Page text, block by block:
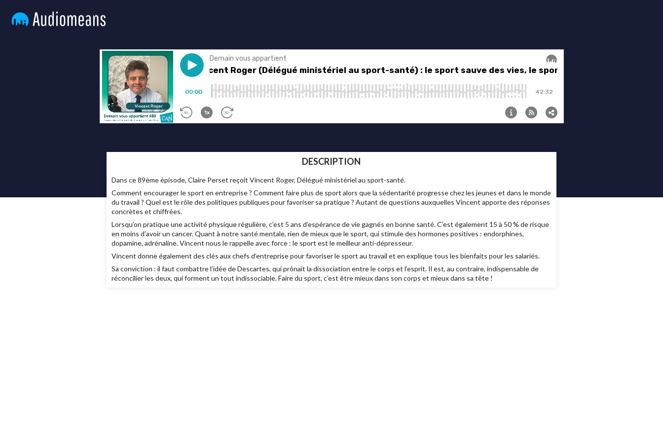
DESCRIPTION
Dans ce 89ème épisode, Claire Perset reçoit Vincent Roger, Délégué ministériel au sport-santé.
Comment encourager le sport en entreprise ? Comment faire plus de sport alors que la sédentarité progresse chez les jeunes et dans le monde
du travail ? Quel est le rôle des politiques publiques pour favoriser sa pratique ? Autant de questions auxquelles Vincent apporte des réponses
concrètes et chiffrées.
Lorsqu’on pratique une activité physique régulière, c’est 5 ans d’espérance de vie gagnés en bonne santé. C’est également 15 à 50 % de risque
en moins d’avoir un cancer. Quant à notre santé mentale, rien de mieux que le sport, qui stimule des hormones positives : endorphines,
dopamine, adrénaline. Vincent nous le rappelle avec force : le sport est le meilleur anti-dépresseur.
Vincent donne également des clés aux chefs d’entreprise pour favoriser le sport au travail et en explique tous les bienfaits pour les salariés.
Sa conviction : il faut combattre l’idée de Descartes, qui prônait la dissociation entre le corps et l’esprit. Il est, au contraire, indispensable de
réconcilier les deux, qui forment un tout indissociable. Faire du sport, c’est être mieux dans son corps et mieux dans sa tête !